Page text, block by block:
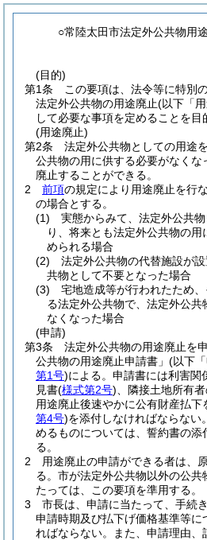
○常陸太田市法定外公共物用
(目的)
第1条
この要項は、法令等に特別
法定外公共物の用途廃止(以下「
して必要な事項を定めることを目
(用途廃止)
第2条
法定外公共物としての用途
公共物の用に供する必要がなくな
廃止することができる。
2
前項の規定により用途廃止を行
の場合とする。
(1)
実態からみて、法定外公共
り、将来とも法定外公共物の
められる場合
(2)
法定外公共物の代替施設が
共物として不要となった場合
(3)
宅地造成等が行われたため
る法定外公共物で、法定外公
なくなった場合
(申請)
第3条
法定外公共物の用途廃止を
公共物の用途廃止申請書」 (以下
第1号)による。 申請書には利害関
見書(様式第2号) 、隣接土地所有
用途廃止後速やかに公有財産払
第4号)を添付しなければならない。
めるものについては、誓約書の添
る。
2
用途廃止の申請ができる者は、
る。 市が法定外公共物以外の公共
たっては、この要項を準用する。
3
市長は、申請に当たって、手続
申請時期及び払下げ価格基準等に
ればならない。
また、申請理由、